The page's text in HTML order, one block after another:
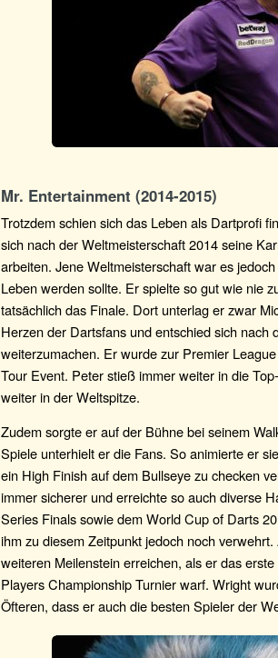
Mr. Entertainment (2014-2015)
Trotzdem schien sich das Leben als Dartprofi
sich nach der Weltmeisterschaft 2014 seine
arbeiten. Jene Weltmeisterschaft war es
Leben werden sollte. Er spielte so gut wie nie
tatsächlich das Finale. Dort unterlag er zwar
Herzen der Dartsfans und entschied sich nach
weiterzumachen. Er wurde zur Premier
Tour Event. Peter stieß immer weiter in die
weiter in der Weltspitze.
Zudem sorgte er auf der Bühne bei seinem
Spiele unterhielt er die Fans. So animierte er
ein High Finish auf dem Bullseye zu checken
immer sicherer und erreichte so auch diverse
Series Finals sowie dem World Cup of Darts
ihm zu diesem Zeitpunkt jedoch noch
weiteren Meilenstein erreichen, als er das
Players Championship Turnier warf. Wright
Öfteren, dass er auch die besten Spieler der